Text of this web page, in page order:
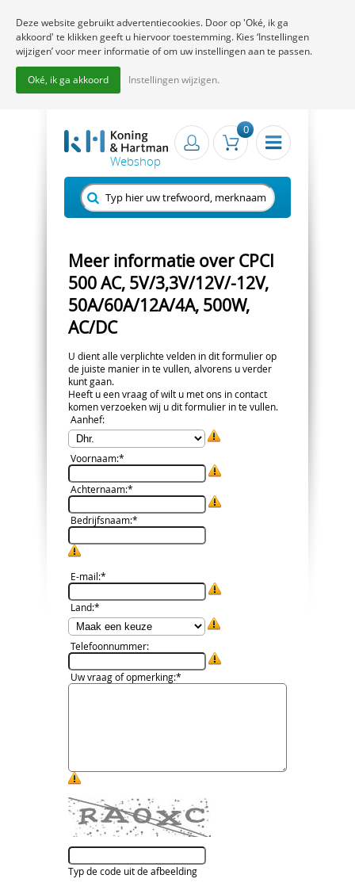
0
Meer informatie over CPCI
500 AC, 5V/3,3V/12V/-12V,
50A/60A/12A/4A, 500W,
AC/DC
U dient alle verplichte velden in dit formulier op
de juiste manier in te vullen, alvorens u verder
kunt gaan.
Heeft u een vraag of wilt u met ons in contact
komen verzoeken wij u dit formulier in te vullen.
Aanhef:
Voornaam:*
Achternaam:*
Bedrijfsnaam:*
E-mail:*
Land:*
Telefoonnummer:
Uw vraag of opmerking:*
Typ de code uit de afbeelding
Deze website gebruikt advertentiecookies. Door op 'Oké, ik ga
akkoord' te klikken geeft u hiervoor toestemming. Kies ‘Instellingen
wijzigen’ voor meer informatie of om uw instellingen aan te passen.
Oké, ik ga akkoord Instellingen wijzigen.